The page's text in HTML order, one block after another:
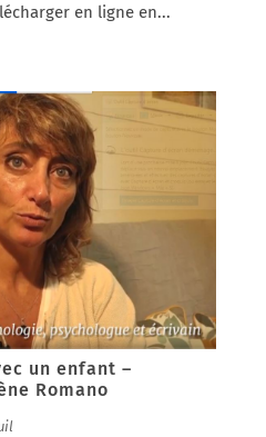
en ligne en...
un enfant –
Romano